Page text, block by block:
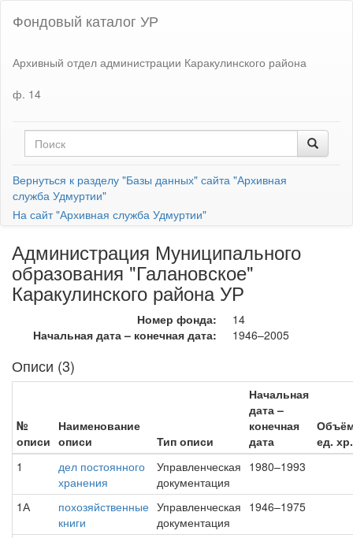
Фондовый каталог УР
Архивный отдел администрации Каракулинского района
ф. 14
Вернуться к разделу "Базы данных" сайта "Архивная
служба Удмуртии"
На сайт "Архивная служба Удмуртии"
Администрация Муниципального
образования "Галановское"
Каракулинского района УР
Номер фонда:
14
Начальная дата – конечная дата:
1946–2005
Описи (3)
№
описи
Наименование
описи
Тип описи
Начальная
дата –
конечная
дата
ед. хр.
1
дел постоянного
хранения
Управленческая
документация
1980–1993
1А
похозяйственные
книги
Управленческая
документация
1946–1975